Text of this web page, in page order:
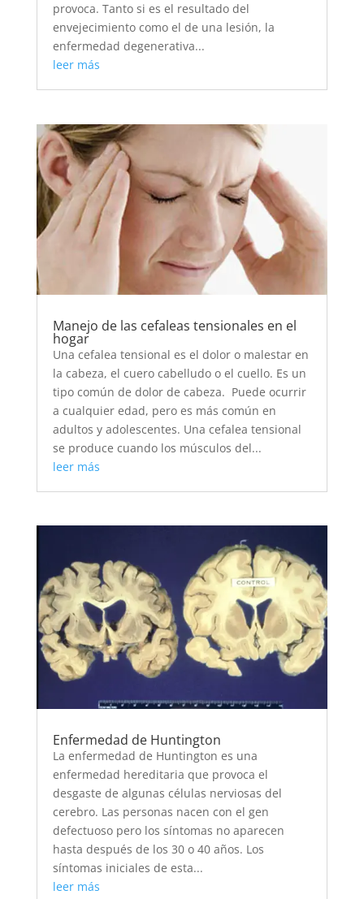
provoca. Tanto si es el resultado del
envejecimiento como el de una lesión, la
enfermedad degenerativa...
leer más
Manejo de las cefaleas tensionales en el
hogar
Una cefalea tensional es el dolor o malestar en
la cabeza, el cuero cabelludo o el cuello. Es un
tipo común de dolor de cabeza. Puede ocurrir
a cualquier edad, pero es más común en
adultos y adolescentes. Una cefalea tensional
se produce cuando los músculos del...
leer más
Enfermedad de Huntington
La enfermedad de Huntington es una
enfermedad hereditaria que provoca el
desgaste de algunas células nerviosas del
cerebro. Las personas nacen con el gen
defectuoso pero los síntomas no aparecen
hasta después de los 30 o 40 años. Los
síntomas iniciales de esta...
leer más